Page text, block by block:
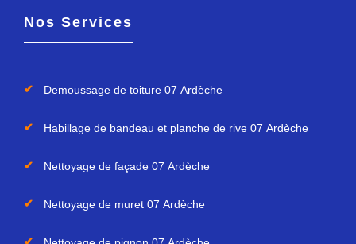
Nos Services
Demoussage de toiture 07 Ardèche
Habillage de bandeau et planche de rive 07 Ardèche
Nettoyage de façade 07 Ardèche
Nettoyage de muret 07 Ardèche